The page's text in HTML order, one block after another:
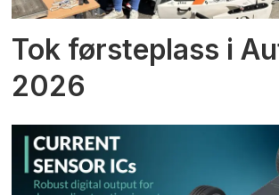
Tok førsteplass i
2026